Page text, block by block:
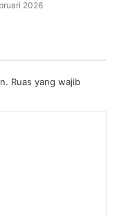
2026
Ruas yang wajib